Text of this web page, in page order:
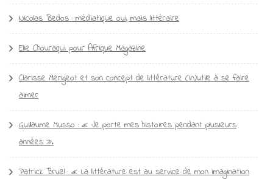
Nicolas Bedos : médiatique oui, mais littéraire
Elie Chouraqui pour Afrique Magazine
Clarisse Merigeot et son concept de littérature (in)utile à se faire
aimer
Guillaume Musso : « Je porte mes histoires pendant plusieurs
années ».
Patrick Bruel : « La littérature est au service de mon imagination